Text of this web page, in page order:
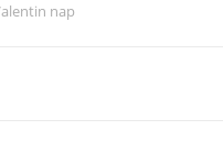
nap